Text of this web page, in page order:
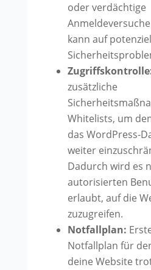
oder verdächtige
kann auf
zusätzliche
Whitelists, um
das WordPress-
weiter
Dadurch wird es
autorisierten
erlaubt, auf die
zuzugreifen.
Notfallplan:
Notfallplan für
deine Website